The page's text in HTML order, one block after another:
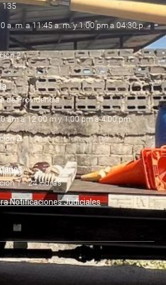
135
a. m. a 11:45 a. m. y 1:00 pm a 04:30 p.
2
de Providencia
am a 12:00 m y 1:00 pm a 4:00 pm
2
1– 24 Horas
Notificaciones Judiciales